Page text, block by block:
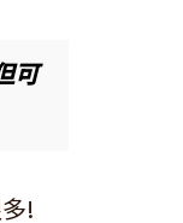
可
!